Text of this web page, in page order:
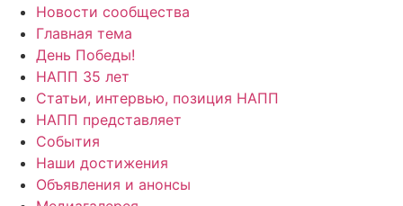
Новости сообщества
Главная тема
День Победы!
НАПП 35 лет
Статьи, интервью, позиция НАПП
НАПП представляет
События
Наши достижения
Объявления и анонсы